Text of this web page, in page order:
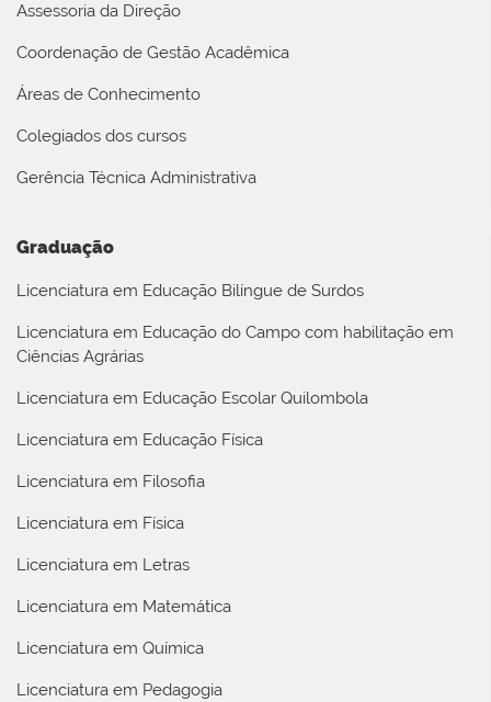
Assessoria da Direção
Coordenação de Gestão Acadêmica
Áreas de Conhecimento
Colegiados dos cursos
Gerência Técnica Administrativa
Graduação
Licenciatura em Educação Bilíngue de Surdos
Licenciatura em Educação do Campo com habilitação em
Ciências Agrárias
Licenciatura em Educação Escolar Quilombola
Licenciatura em Educação Física
Licenciatura em Filosofia
Licenciatura em Física
Licenciatura em Letras
Licenciatura em Matemática
Licenciatura em Química
Licenciatura em Pedagogia